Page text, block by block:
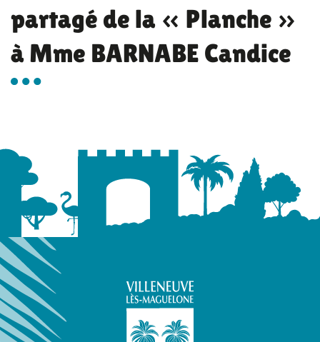
partagé de la « Planche »
à Mme BARNABE Candice